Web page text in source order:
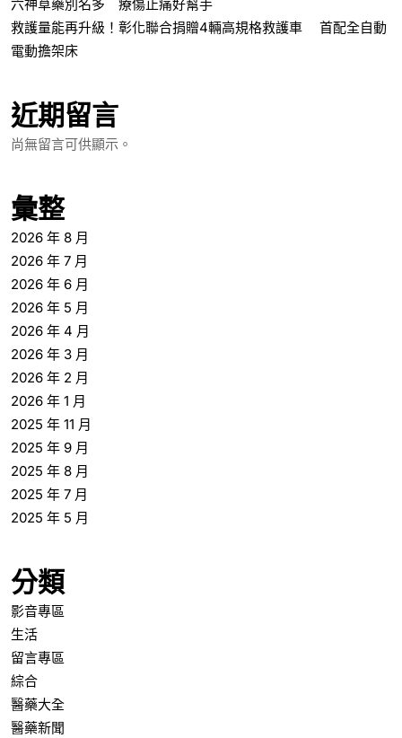
六神草藥別名多 療傷止痛好幫手
救護量能再升級！彰化聯合捐贈4輛高規格救護車 首配全自動
電動擔架床
近期留言
尚無留言可供顯示。
彙整
2026 年 8 月
2026 年 7 月
2026 年 6 月
2026 年 5 月
2026 年 4 月
2026 年 3 月
2026 年 2 月
2026 年 1 月
2025 年 11 月
2025 年 9 月
2025 年 8 月
2025 年 7 月
2025 年 5 月
分類
影音專區
生活
留言專區
綜合
醫藥大全
醫藥新聞